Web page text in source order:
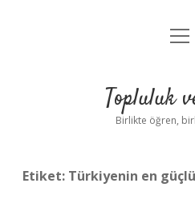
Yasal
Topluluk
Birlikte öğren,
Etiket: Türkiyenin en